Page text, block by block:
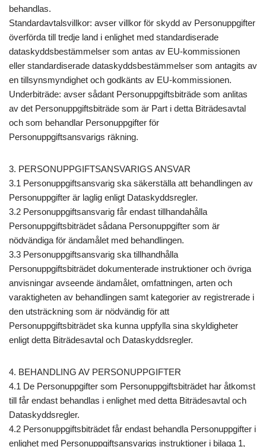
behandlas.
Standardavtalsvillkor: avser villkor för skydd av Personuppgifter
överförda till tredje land i enlighet med standardiserade
dataskyddsbestämmelser som antas av EU-kommissionen
eller standardiserade dataskyddsbestämmelser som antagits av
en tillsynsmyndighet och godkänts av EU-kommissionen.
Underbiträde: avser sådant Personuppgiftsbiträde som anlitas
av det Personuppgiftsbiträde som är Part i detta Biträdesavtal
och som behandlar Personuppgifter för
Personuppgiftsansvarigs räkning.
3. PERSONUPPGIFTSANSVARIGS ANSVAR
3.1 Personuppgiftsansvarig ska säkerställa att behandlingen av
Personuppgifter är laglig enligt Dataskyddsregler.
3.2 Personuppgiftsansvarig får endast tillhandahålla
Personuppgiftsbiträdet sådana Personuppgifter som är
nödvändiga för ändamålet med behandlingen.
3.3 Personuppgiftsansvarig ska tillhandhålla
Personuppgiftsbiträdet dokumenterade instruktioner och övriga
anvisningar avseende ändamålet, omfattningen, arten och
varaktigheten av behandlingen samt kategorier av registrerade i
den utsträckning som är nödvändig för att
Personuppgiftsbiträdet ska kunna uppfylla sina skyldigheter
enligt detta Biträdesavtal och Dataskyddsregler.
4. BEHANDLING AV PERSONUPPGIFTER
4.1 De Personuppgifter som Personuppgiftsbiträdet har åtkomst
till får endast behandlas i enlighet med detta Biträdesavtal och
Dataskyddsregler.
4.2 Personuppgiftsbiträdet får endast behandla Personuppgifter i
enlighet med Personuppgiftsansvarigs instruktioner i bilaga 1,